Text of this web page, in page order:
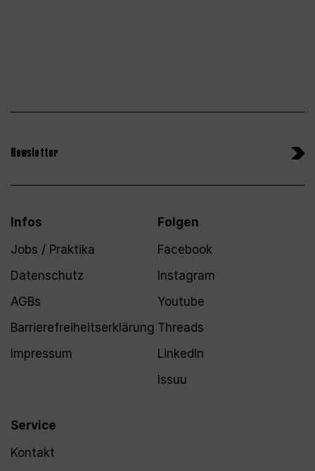
Newsletter
Infos
Jobs / Praktika
Datenschutz
AGBs
Barrierefreiheitserklärung
Impressum
Service
Kontakt
Folgen
Facebook
Instagram
Youtube
Threads
LinkedIn
Issuu